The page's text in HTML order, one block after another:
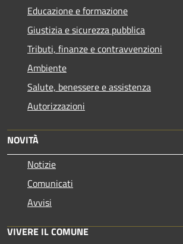
Educazione e formazione
Giustizia e sicurezza pubblica
Tributi, finanze e contravvenzioni
Ambiente
Salute, benessere e assistenza
Autorizzazioni
NOVITÀ
Notizie
Comunicati
Avvisi
VIVERE IL COMUNE